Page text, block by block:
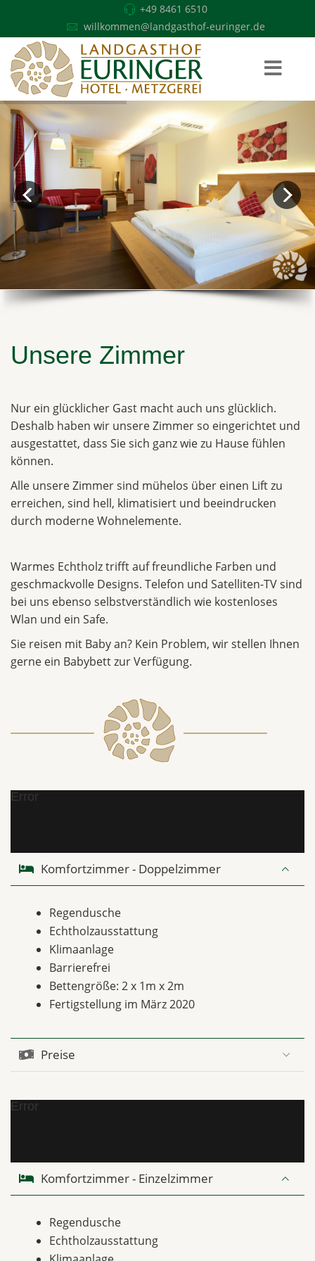
+49 8461 6510
willkommen@landgasthof-euringer.de
Unsere Zimmer
Nur ein glücklicher Gast macht auch uns glücklich.
Deshalb haben wir unsere Zimmer so eingerichtet und
ausgestattet, dass Sie sich ganz wie zu Hause fühlen
können.
Alle unsere Zimmer sind mühelos über einen Lift zu
erreichen, sind hell, klimatisiert und beeindrucken
durch moderne Wohnelemente.
Warmes Echtholz trifft auf freundliche Farben und
geschmackvolle Designs. Telefon und Satelliten-TV sind
bei uns ebenso selbstverständlich wie kostenloses
Wlan und ein Safe.
Sie reisen mit Baby an? Kein Problem, wir stellen Ihnen
gerne ein Babybett zur Verfügung.
Error
Komfortzimmer - Doppelzimmer
Regendusche
Echtholzausstattung
Klimaanlage
Barrierefrei
Bettengröße: 2 x 1m x 2m
Fertigstellung im März 2020
Preise
Error
Komfortzimmer - Einzelzimmer
Regendusche
Echtholzausstattung